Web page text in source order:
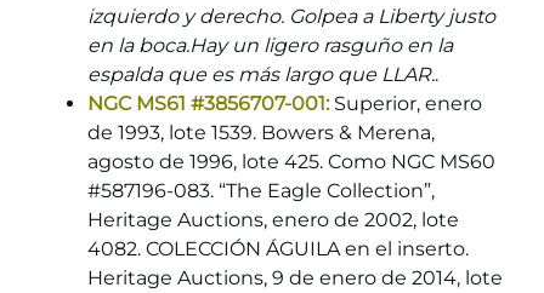
izquierdo y derecho. Golpea a Liberty justo
en la boca.Hay un ligero rasguño en la
espalda que es más largo que LLAR..
NGC MS61 #3856707-001:Superior, enero
de 1993, lote 1539. Bowers & Merena,
agosto de 1996, lote 425. Como NGC MS60
#587196-083. “The Eagle Collection”,
Heritage Auctions, enero de 2002, lote
4082. COLECCIÓN ÁGUILA en el inserto.
Heritage Auctions, 9 de enero de 2014, lote